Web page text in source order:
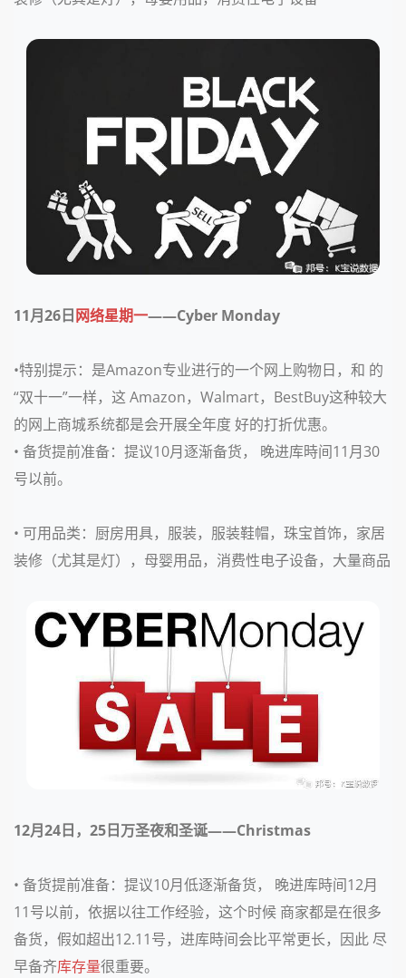
11月26日网络星期一——Cyber Monday
•特别提示： 是Amazon专业进行的一个网上购物日，和 的
“双十一”一样，这 Amazon，Walmart，BestBuy这种较大
的网上商城系统都是会开展全年度 好的打折优惠。
• 备货提前准备： 提议10月逐渐备货， 晚进库時间11月30
号以前。
• 可用品类： 厨房用具，服装，服装鞋帽，珠宝首饰，家居
装修（尤其是灯），母婴用品，消费性电子设备，大量商品
12月24日，25日万圣夜和圣诞——Christmas
• 备货提前准备： 提议10月低逐渐备货， 晚进库時间12月
11号以前，依据以往工作经验，这个时候 商家都是在很多
备货，假如超出12.11号，进库時间会比平常更长，因此 尽
早备齐库存量很重要。